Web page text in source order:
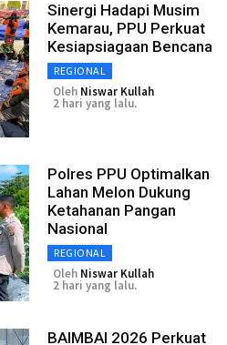
Sinergi Hadapi Musim
Kemarau, PPU Perkuat
Kesiapsiagaan Bencana
REGIONAL
Oleh Niswar Kullah
2 hari yang lalu.
Polres PPU Optimalkan
Lahan Melon Dukung
Ketahanan Pangan
Nasional
REGIONAL
Oleh Niswar Kullah
2 hari yang lalu.
BAIMBAI 2026 Perkuat